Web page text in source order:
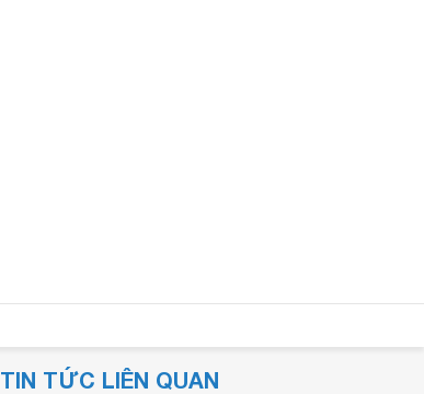
TIN TỨC LIÊN QUAN